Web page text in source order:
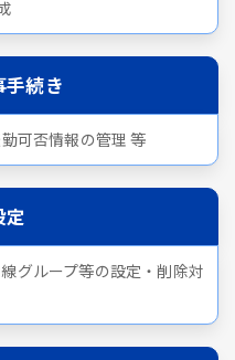
手続き
可否情報の管理 等
定
グループ等の設定・削除対